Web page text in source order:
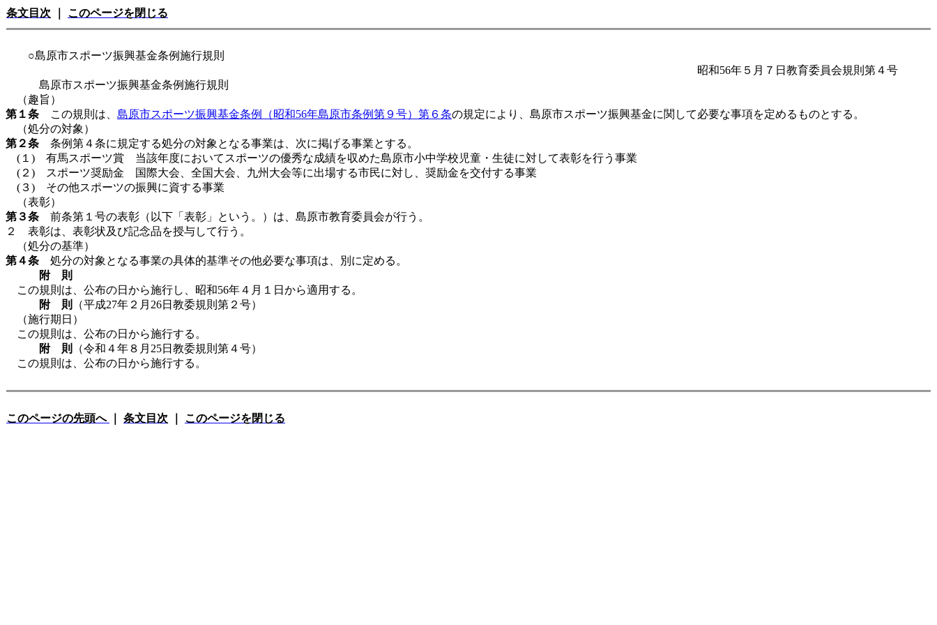
条文目次 このページを閉じる
○島原市スポーツ振興基金条例施行規則
昭和56年５月７日教育委員会規則第４号
島原市スポーツ振興基金条例施行規則
（趣旨）
第１条 この規則は、 島原市スポーツ振興基金条例（昭和56年島原市条例第９号）第６条の規定により、島原市スポーツ振興基金に関して必要な事項を定めるものとする。
（処分の対象）
第２条 条例第４条に規定する処分の対象となる事業は、次に掲げる事業とする。
(１) 有馬スポーツ賞 当該年度においてスポーツの優秀な成績を収めた島原市小中学校児童・生徒に対して表彰を行う事業
(２) スポーツ奨励金 国際大会、全国大会、九州大会等に出場する市民に対し、奨励金を交付する事業
(３) その他スポーツの振興に資する事業
（表彰）
第３条 前条第１号の表彰（以下「表彰」という。）は、島原市教育委員会が行う。
２ 表彰は、表彰状及び記念品を授与して行う。
（処分の基準）
第４条 処分の対象となる事業の具体的基準その他必要な事項は、別に定める。
附 則
この規則は、公布の日から施行し、昭和56年４月１日から適用する。
附 則
（平成27年２月26日教委規則第２号）
（施行期日）
この規則は、公布の日から施行する。
附 則
（令和４年８月25日教委規則第４号）
この規則は、公布の日から施行する。
このページの先頭へ 条文目次 このページを閉じる